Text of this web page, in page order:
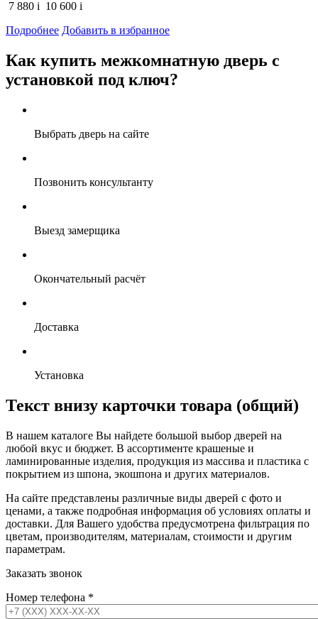
7 880 i 10 600 i
Подробнее Добавить в избранное
Как купить межкомнатную дверь с
установкой под ключ?
Выбрать дверь на сайте
Позвонить консультанту
Выезд замерщика
Окончательный расчёт
Доставка
Установка
Текст внизу карточки товара (общий)
В нашем каталоге Вы найдете большой выбор дверей на
любой вкус и бюджет. В ассортименте крашеные и
ламинированные изделия, продукция из массива и пластика с
покрытием из шпона, экошпона и других материалов.
На сайте представлены различные виды дверей с фото и
ценами, а также подробная информация об условиях оплаты и
доставки. Для Вашего удобства предусмотрена фильтрация по
цветам, производителям, материалам, стоимости и другим
параметрам.
Заказать звонок
Номер телефона *